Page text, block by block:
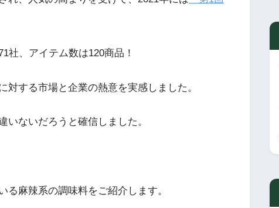
社、アイテム数は120商品！
する市場と企業の熱意を実感しました。
ないだろうと確信しました。
麻辣系の調味料をご紹介します。